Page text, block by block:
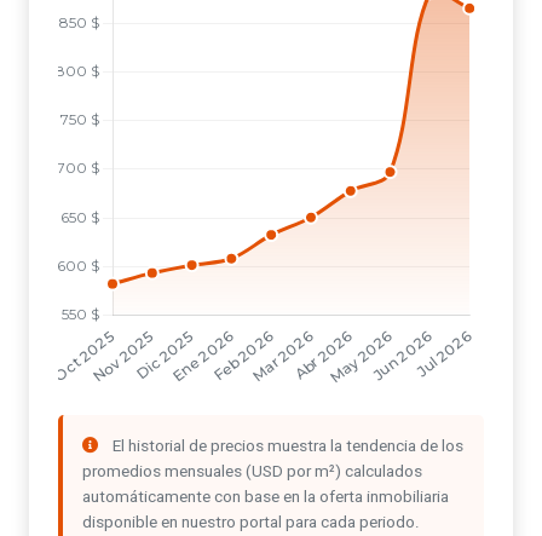
El historial de precios muestra la tendencia de los
promedios mensuales (USD por m²) calculados
automáticamente con base en la oferta inmobiliaria
disponible en nuestro portal para cada periodo.